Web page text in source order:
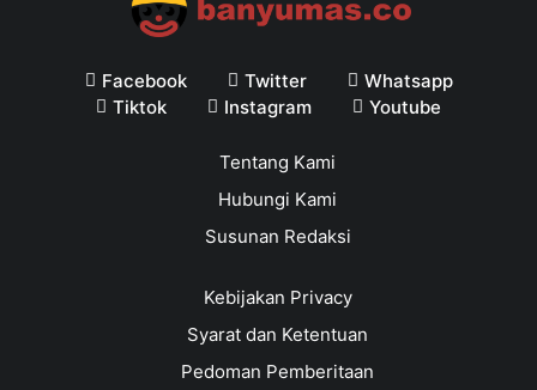
Facebook Twitter
Whatsapp
Tiktok
Instagram Youtube
Tentang Kami
Hubungi Kami
Susunan Redaksi
Kebijakan Privacy
Syarat dan Ketentuan
Pedoman Pemberitaan